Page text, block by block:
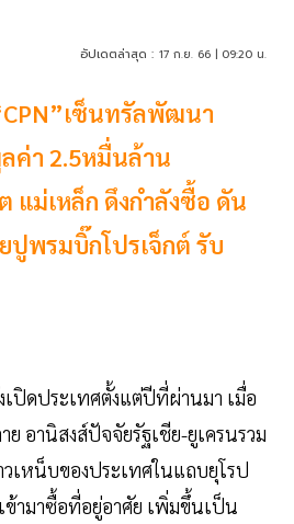
อัปเดตล่าสุด : 17 ก.ย. 66 | 09:20 น.
เซ็นทรัลพัฒนา
ค่า 2.5หมื่นล้าน
แม่เหล็ก ดึงกำลังซื้อ ดัน
ปูพรมบิ๊กโปรเจ็กต์ รับ
ปิดประเทศตั้งแต่ปีที่ผ่านมา เมื่อ
อานิสงส์ปัจจัยรัฐเชีย-ยูเครนรวม
เหน็บของประเทศในแถบยุโรป
ข้ามาซื้อที่อยู่อาศัย เพิ่มขึ้นเป็น